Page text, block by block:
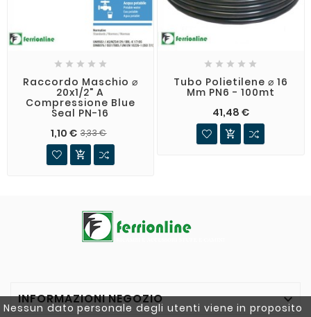
Nessun dato personale degli utenti viene in proposito
    
Raccordo Maschio ⌀
20x1/2" A
Compressione Blue
Seal PN-16
1,10 € 3,33 €

    
Tubo Polietilene ⌀ 16
Mm PN6 - 100mt
41,48 €

INFORMAZIONI NEGOZIO 